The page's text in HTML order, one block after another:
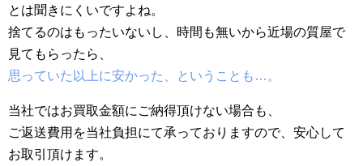
とは聞きにくいですよね。
捨てるのはもったいないし、時間も無いから近場の質屋で
見てもらったら、
思っていた以上に安かった、ということも…。
当社ではお買取金額にご納得頂けない場合も、
ご返送費用を当社負担にて承っておりますので、安心して
お取引頂けます。